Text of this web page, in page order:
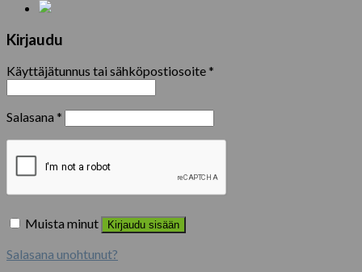
Kirjaudu
Käyttäjätunnus tai sähköpostiosoite*
Salasana *
Muista minut Kirjaudu sisään
Salasana unohtunut?